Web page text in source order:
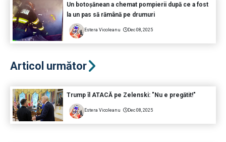
Un botoșănean a chemat pompierii după ce a fost
la un pas să rămână pe drumuri
Estera Vicoleanu Dec 08, 2025
Articol următor
Trump îl ATACĂ pe Zelenski: "Nu e pregătit!"
Estera Vicoleanu Dec 08, 2025